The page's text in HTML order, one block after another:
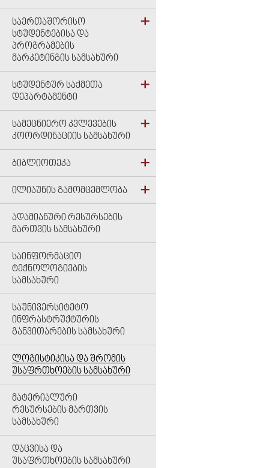
ᲡᲐᲔᲠᲗᲐᲨᲝᲠᲘᲡᲝ
ᲡᲢᲣᲓᲔᲜᲢᲔᲑᲘᲡᲐ ᲓᲐ
ᲞᲠᲝᲒᲠᲐᲛᲔᲑᲘᲡ
ᲛᲐᲠᲙᲔᲢᲘᲜᲒᲘᲡ ᲡᲐᲛᲡᲐᲮᲣᲠᲘ
ᲡᲢᲣᲓᲔᲜᲢᲣᲠ ᲡᲐᲥᲛᲔᲗᲐ
ᲓᲔᲞᲐᲠᲢᲐᲛᲔᲜᲢᲘ
ᲡᲐᲛᲔᲪᲜᲘᲔᲠᲝ ᲙᲕᲚᲔᲕᲔᲑᲘᲡ
ᲙᲝᲝᲠᲓᲘᲜᲐᲪᲘᲘᲡ ᲡᲐᲛᲡᲐᲮᲣᲠᲘ
ᲑᲘᲑᲚᲘᲝᲗᲔᲙᲐ
ᲘᲚᲘᲐᲣᲜᲘᲡ ᲒᲐᲛᲝᲛᲪᲔᲛᲚᲝᲑᲐ
ᲐᲓᲐᲛᲘᲐᲜᲣᲠᲘ ᲠᲔᲡᲣᲠᲡᲔᲑᲘᲡ
ᲛᲐᲠᲗᲕᲘᲡ ᲡᲐᲛᲡᲐᲮᲣᲠᲘ
ᲡᲐᲘᲜᲤᲝᲠᲛᲐᲪᲘᲝ
ᲢᲔᲥᲜᲝᲚᲝᲒᲘᲔᲑᲘᲡ
ᲡᲐᲛᲡᲐᲮᲣᲠᲘ
ᲡᲐᲣᲜᲘᲕᲔᲠᲡᲘᲢᲔᲢᲝ
ᲘᲜᲤᲠᲐᲡᲢᲠᲣᲥᲢᲣᲠᲘᲡ
ᲒᲐᲜᲕᲘᲗᲐᲠᲔᲑᲘᲡ ᲡᲐᲛᲡᲐᲮᲣᲠᲘ
ᲚᲝᲒᲘᲡᲢᲘᲙᲘᲡᲐ ᲓᲐ ᲨᲠᲝᲛᲘᲡ
ᲣᲡᲐᲤᲠᲗᲮᲝᲔᲑᲘᲡ ᲡᲐᲛᲡᲐᲮᲣᲠᲘ
ᲛᲐᲢᲔᲠᲘᲐᲚᲣᲠᲘ
ᲠᲔᲡᲣᲠᲡᲔᲑᲘᲡ ᲛᲐᲠᲗᲕᲘᲡ
ᲡᲐᲛᲡᲐᲮᲣᲠᲘ
ᲓᲐᲪᲕᲘᲡᲐ ᲓᲐ
ᲣᲡᲐᲤᲠᲗᲮᲝᲔᲑᲘᲡ ᲡᲐᲛᲡᲐᲮᲣᲠᲘ